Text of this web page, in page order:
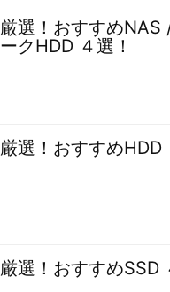
厳選！おすすめNAS
ークHDD ４選！
厳選！おすすめHDD
厳選！おすすめSSD